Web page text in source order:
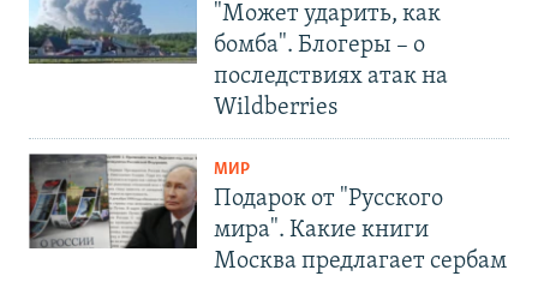
"Может ударить, как
бомба". Блогеры – о
последствиях атак на
Wildberries
МИР
Подарок от "Русского
мира". Какие книги
Москва предлагает сербам